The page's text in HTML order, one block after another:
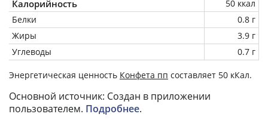
Калорийность
50 ккал
Белки
0.8 г
Жиры
3.9 г
Углеводы
0.7 г
Энергетическая ценность Конфета пп составляет 50 кКал.
Основной источник: Создан в приложении
пользователем. Подробнее.